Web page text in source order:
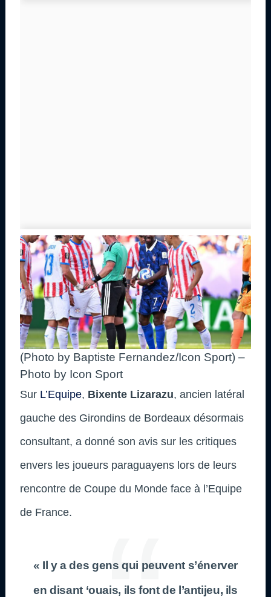
(Photo by Baptiste Fernandez/Icon Sport) –
Photo by Icon Sport
Sur L’Equipe, Bixente Lizarazu, ancien latéral
gauche des Girondins de Bordeaux désormais
consultant, a donné son avis sur les critiques
envers les joueurs paraguayens lors de leurs
rencontre de Coupe du Monde face à l’Equipe
de France.
« Il y a des gens qui peuvent s’énerver
en disant ‘ouais, ils font de l’antijeu, ils